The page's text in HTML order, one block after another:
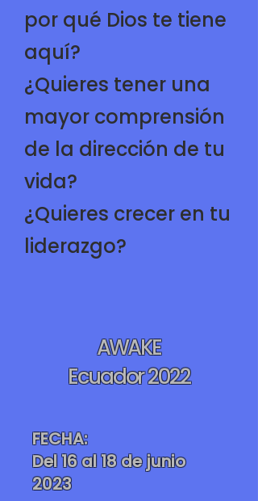
por qué Dios te tiene
aquí?
¿Quieres tener una
mayor comprensión
de la dirección de tu
vida?
¿Quieres crecer en tu
liderazgo?
AWAKE
Ecuador2022
FECHA:
Del 16 al 18 de junio
2023